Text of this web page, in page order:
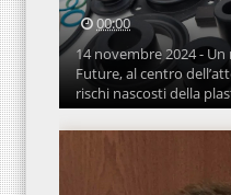
00:00
14 novembre 2024 -
Future, al centro
rischi nascosti della